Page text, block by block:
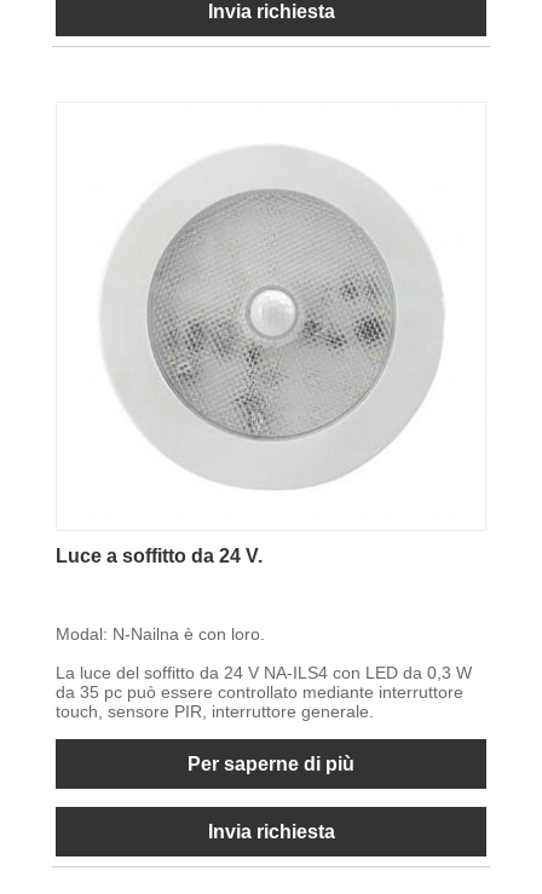
Invia richiesta
Luce a soffitto da 24 V.
Modal: N-Nailna è con loro.
La luce del soffitto da 24 V NA-ILS4 con LED da 0,3 W
da 35 pc può essere controllato mediante interruttore
touch, sensore PIR, interruttore generale.
Per saperne di più
Invia richiesta